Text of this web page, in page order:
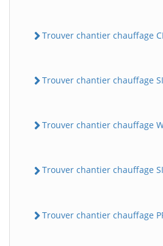
Trouver chantier chauffage
Trouver chantier chauffage
Trouver chantier chauffage
Trouver chantier chauffage
Trouver chantier chauffage